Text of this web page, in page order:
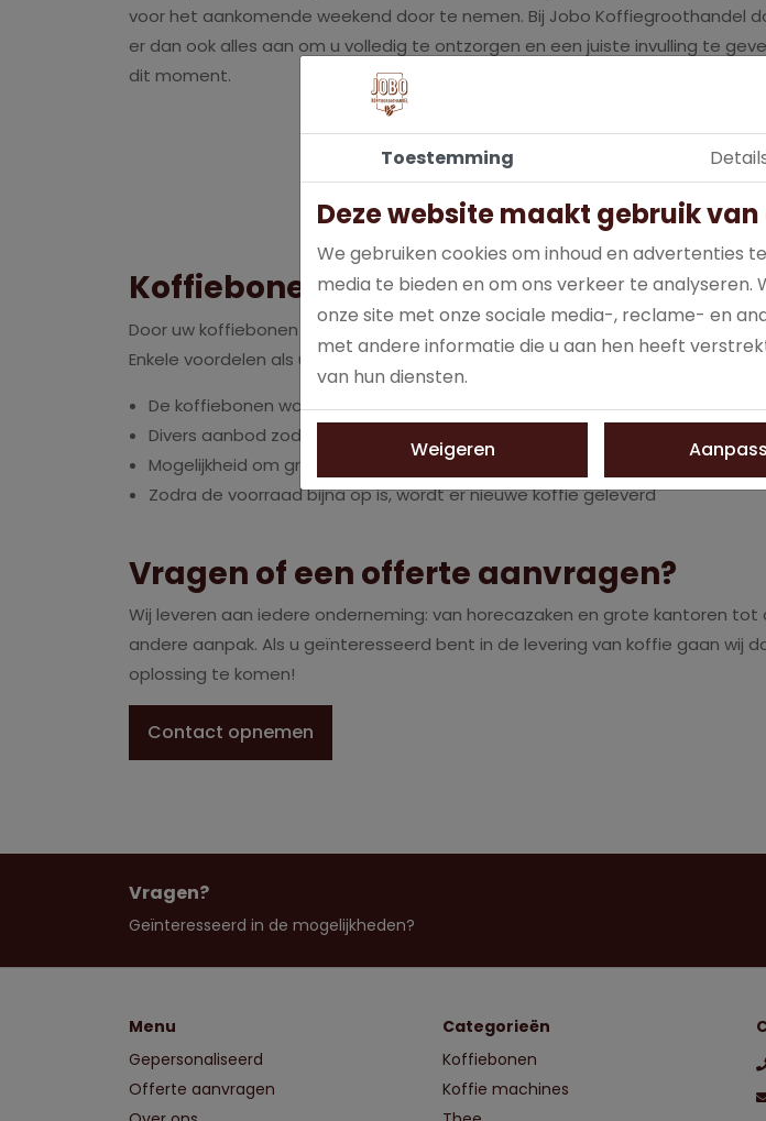
voor het aankomende weekend door te nemen. Bij Jobo Koffiegroothandel
er dan ook alles aan om u volledig te ontzorgen en een juiste invulling te
dit moment.
Koffiebonen online bestellen in bulk
Door uw koffiebonen online bij ons te bestellen, verzekert u zich ervan dat
Enkele voordelen als u uw koffiebonen in bulk bij ons besteld:
De koffiebonen worden zo snel mogelijk geleverd
Divers aanbod zodat er voor ieder wat wils is
Mogelijkheid om grote voorraad in te slaan
Zodra de voorraad bijna op is, wordt er nieuwe koffie geleverd
Vragen of een offerte aanvragen?
Wij leveren aan iedere onderneming: van horecazaken en grote kantoren
andere aanpak. Als u geïnteresseerd bent in de levering van koffie gaan
oplossing te komen!
Contact opnemen
Vragen?
Geïnteresseerd in de mogelijkheden?
Menu
Gepersonaliseerd
Offerte aanvragen
Categorieën
Koffiebonen
Koffie machines
Toestemming
Deze website maakt gebruik
We gebruiken cookies om inhoud en advertenties
media te bieden en om ons verkeer te analyseren.
onze site met onze sociale media-, reclame- en
met andere informatie die u aan hen heeft
van hun diensten.
Weigeren